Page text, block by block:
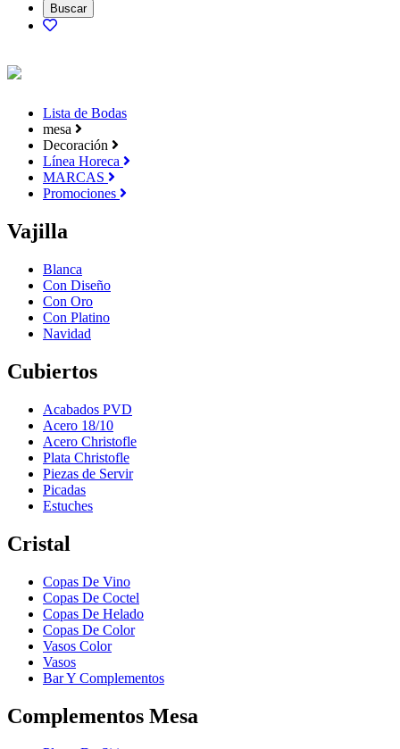
Lista de Bodas
mesa
Decoración
Línea Horeca
MARCAS
Promociones
Vajilla
Blanca
Con Diseño
Con Oro
Con Platino
Navidad
Cubiertos
Acabados PVD
Acero 18/10
Acero Christofle
Plata Christofle
Piezas de Servir
Picadas
Estuches
Cristal
Copas De Vino
Copas De Coctel
Copas De Helado
Copas De Color
Vasos Color
Vasos
Bar Y Complementos
Complementos Mesa